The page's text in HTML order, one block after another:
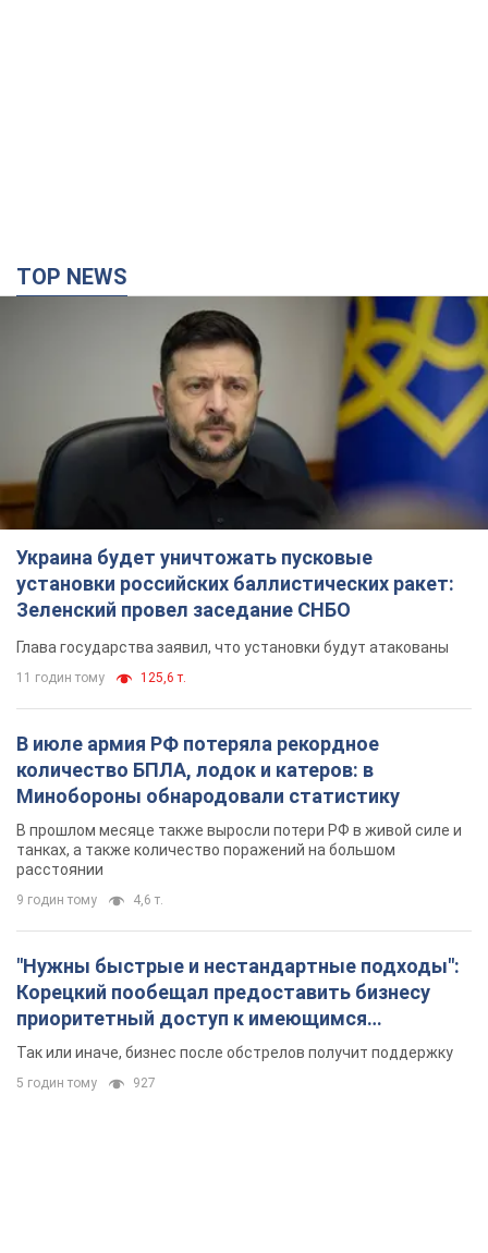
TOP NEWS
Украина будет уничтожать пусковые
установки российских баллистических ракет:
Зеленский провел заседание СНБО
Глава государства заявил, что установки будут атакованы
11 годин тому 125,6 т.
В июле армия РФ потеряла рекордное
количество БПЛА, лодок и катеров: в
Минобороны обнародовали статистику
В прошлом месяце также выросли потери РФ в живой силе и
танках, а также количество поражений на большом
расстоянии
9 годин тому 4,6 т.
"Нужны быстрые и нестандартные подходы":
Корецкий пообещал предоставить бизнесу
приоритетный доступ к имеющимся
складским помещениям
Так или иначе, бизнес после обстрелов получит поддержку
5 годин тому 927